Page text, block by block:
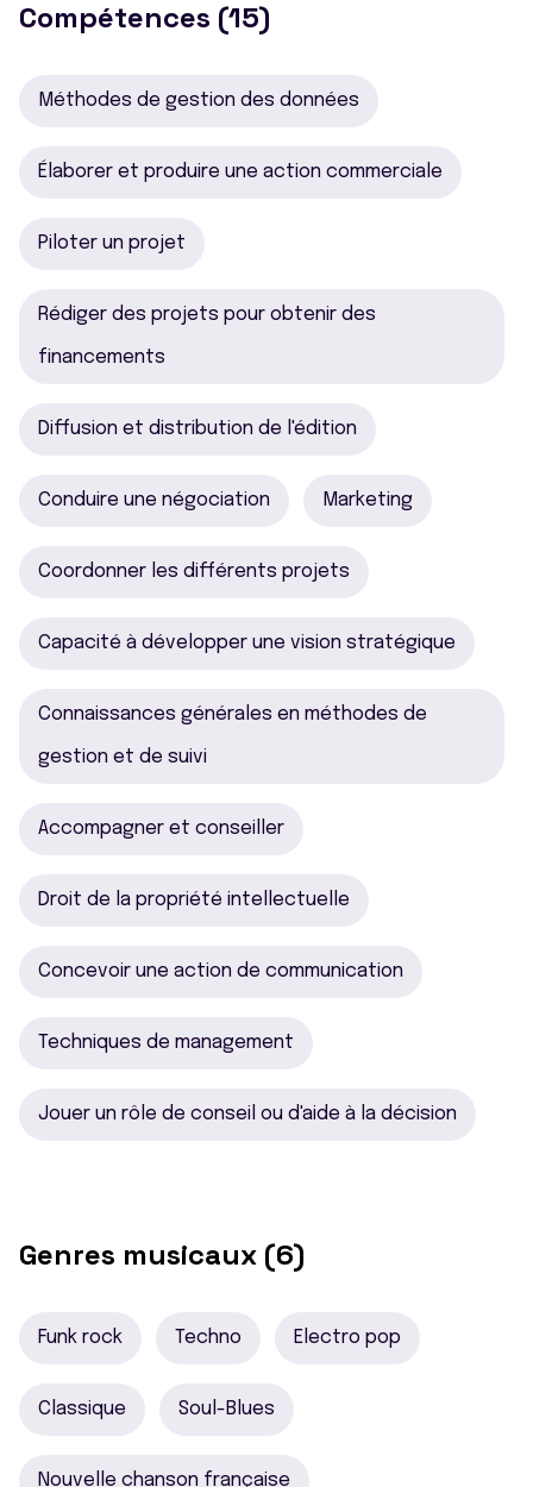
Compétences (15)
Méthodes de gestion des données
Élaborer et produire une action commerciale
Piloter un projet
Rédiger des projets pour obtenir des
financements
Diffusion et distribution de l'édition
Conduire une négociation Marketing
Coordonner les différents projets
Capacité à développer une vision stratégique
Connaissances générales en méthodes de
gestion et de suivi
Accompagner et conseiller
Droit de la propriété intellectuelle
Concevoir une action de communication
Techniques de management
Jouer un rôle de conseil ou d'aide à la décision
Genres musicaux (6)
Funk rock Techno Electro pop
Classique Soul-Blues
Nouvelle chanson française